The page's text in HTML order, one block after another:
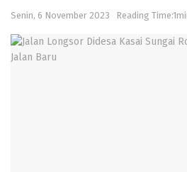
Senin, 6 November 2023 Reading